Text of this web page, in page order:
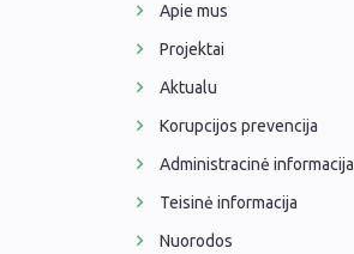
Apie mus
Projektai
Aktualu
Korupcijos prevencija
Administracinė informacija
Teisinė informacija
Nuorodos